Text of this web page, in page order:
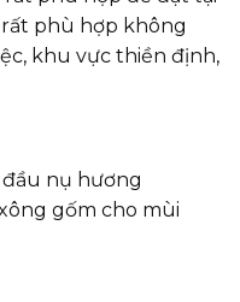
rất phù hợp không
khu vực thiền định,
nụ hương
gốm cho mùi